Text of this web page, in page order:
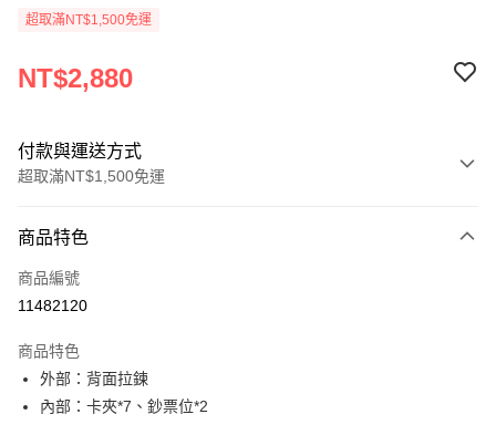
超取滿NT$1,500免運
NT$2,880
付款與運送方式
超取滿NT$1,500免運
信用卡一次付款
超商取貨付款
Apple Pay
街口支付
商品特色
商品編號
11482120
商品特色
外部：背面拉鍊
內部：卡夾*7、鈔票位*2